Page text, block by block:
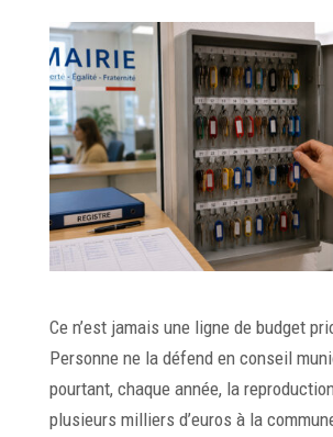
Ce n’est jamais une ligne de budget
Personne ne la défend en conseil
pourtant, chaque année, la
plusieurs milliers d’euros à la